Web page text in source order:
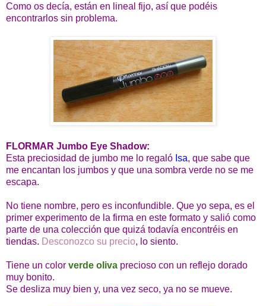
Como os decía, están en lineal fijo, así que podéis
encontrarlos sin problema.
FLORMAR Jumbo Eye Shadow:
Esta preciosidad de jumbo me lo regaló Isa, que sabe que
me encantan los jumbos y que una sombra verde no se me
escapa.
No tiene nombre, pero es inconfundible. Que yo sepa, es el
primer experimento de la firma en este formato y salió como
parte de una colección que quizá todavía encontréis en
tiendas. Desconozco su precio, lo siento.
Tiene un color verde oliva precioso con un reflejo dorado
muy bonito.
Se desliza muy bien y, una vez seco, ya no se mueve.